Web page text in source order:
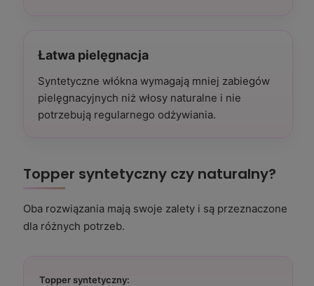
Łatwa pielęgnacja
Syntetyczne włókna wymagają mniej zabiegów
pielęgnacyjnych niż włosy naturalne i nie
potrzebują regularnego odżywiania.
Topper syntetyczny czy naturalny?
Oba rozwiązania mają swoje zalety i są przeznaczone
dla różnych potrzeb.
Topper syntetyczny: